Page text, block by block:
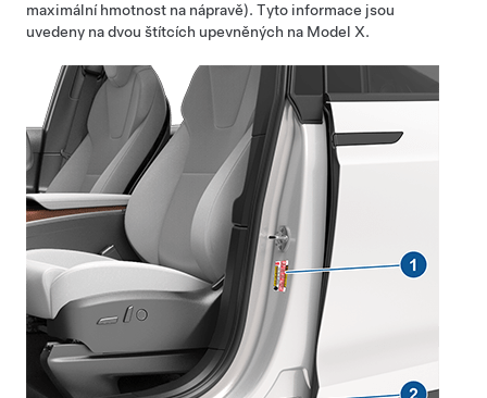
maximální hmotnost na nápravě). Tyto informace jsou
uvedeny na dvou štítcích upevněných na Model X.